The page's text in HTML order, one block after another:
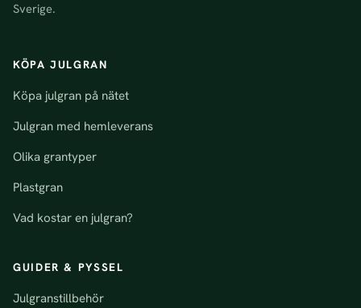
Sverige.
KÖPA JULGRAN
Köpa julgran på nätet
Julgran med hemleverans
Olika grantyper
Plastgran
Vad kostar en julgran?
GUIDER & PYSSEL
Julgranstillbehör